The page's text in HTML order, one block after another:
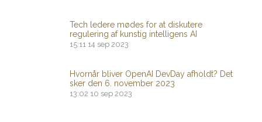
Tech ledere mødes for at diskutere
regulering af kunstig intelligens AI
15:11 14 sep 2023
Hvornår bliver OpenAI DevDay afholdt? Det
sker den 6. november 2023
13:02 10 sep 2023